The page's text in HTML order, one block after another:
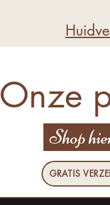
Onze
Shop
GRATIS